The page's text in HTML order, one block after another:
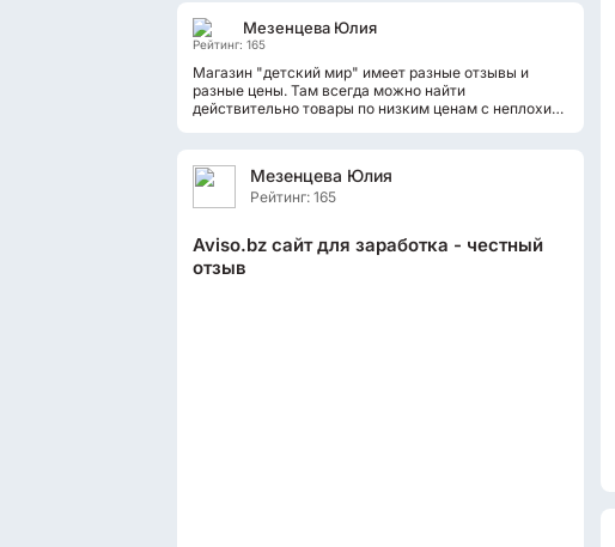
Мезенцева Юлия
Рейтинг: 165
Магазин "детский мир" имеет разные отзывы и
разные цены. Там всегда можно найти
действительно товары по низким ценам с неплохим
Мезенцева Юлия
Рейтинг: 165
Aviso.bz сайт для заработка - честный
отзыв